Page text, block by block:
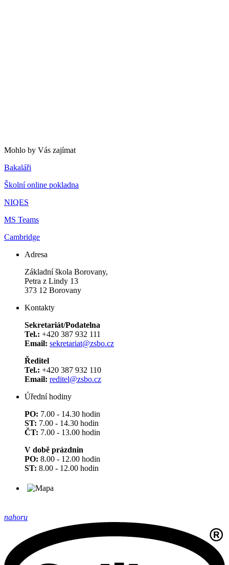
Mohlo by Vás zajímat
Bakaláři
Školní online pokladna
NIQES
MS Teams
Cambridge
Adresa
Základní škola Borovany,
Petra z Lindy 13
373 12 Borovany
Kontakty
Sekretariát/Podatelna
Tel.: +420 387 932 111
Email: sekretariat@zsbo.cz
Ředitel
Tel.: +420 387 932 110
Email: reditel@zsbo.cz
Úřední hodiny
PO: 7.00 - 14.30 hodin
ST: 7.00 - 14.30 hodin
ČT: 7.00 - 13.00 hodin
V době prázdnin
PO: 8.00 - 12.00 hodin
ST: 8.00 - 12.00 hodin
nahoru